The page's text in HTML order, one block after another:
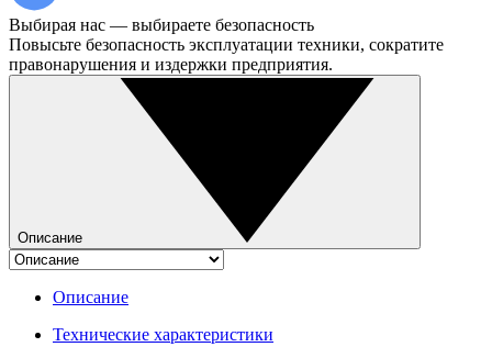
Выбирая нас — выбираете безопасность
Повысьте безопасность эксплуатации техники, сократите
правонарушения и издержки предприятия.
Описание
Описание
Технические характеристики